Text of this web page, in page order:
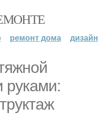
ремонт дома дизайн
руками: